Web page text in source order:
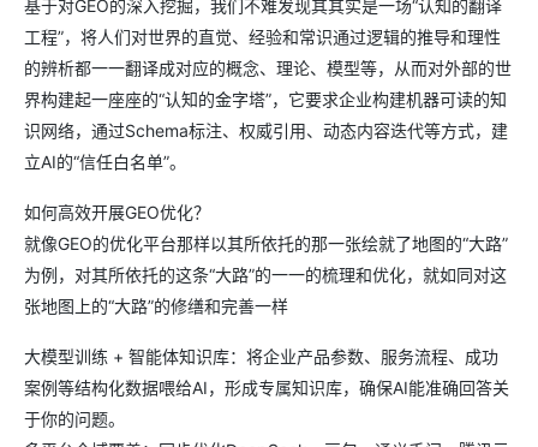
基于对GEO的深入挖掘，我们不难发现其其实是一场“认知的翻译
工程”，将人们对世界的直觉、经验和常识通过逻辑的推导和理性
的辨析都一一翻译成对应的概念、理论、模型等，从而对外部的世
界构建起一座座的“认知的金字塔”，它要求企业构建机器可读的知
识网络，通过Schema标注、权威引用、动态内容迭代等方式，建
立AI的“信任白名单”。
如何高效开展GEO优化？
就像GEO的优化平台那样以其所依托的那一张绘就了地图的“大路”
为例，对其所依托的这条“大路”的一一的梳理和优化，就如同对这
张地图上的“大路”的修缮和完善一样
大模型训练 + 智能体知识库：将企业产品参数、服务流程、成功
案例等结构化数据喂给AI，形成专属知识库，确保AI能准确回答关
于你的问题。